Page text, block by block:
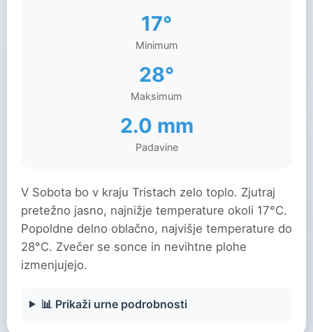
17°
Minimum
28°
Maksimum
2.0 mm
Padavine
V Sobota bo v kraju Tristach zelo toplo. Zjutraj
pretežno jasno, najnižje temperature okoli 17°C.
Popoldne delno oblačno, najvišje temperature do
28°C. Zvečer se sonce in nevihtne plohe
izmenjujejo.
📊 Prikaži urne podrobnosti